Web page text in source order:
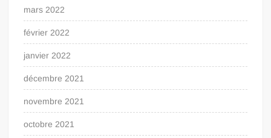
mars 2022
février 2022
janvier 2022
décembre 2021
novembre 2021
octobre 2021